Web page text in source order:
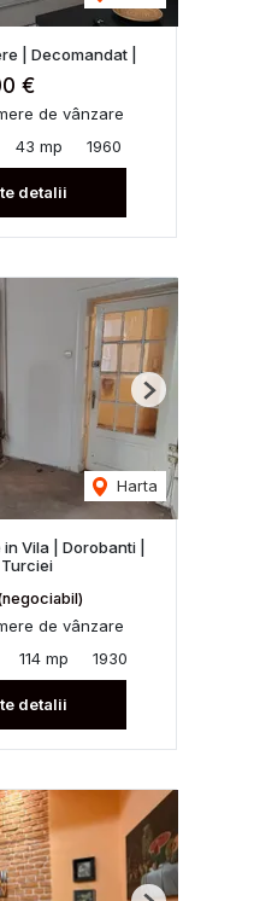
| Decomandat |
€
de vânzare
43 mp 1960
detalii
Harta
Next
Vila | Dorobanti |
de vânzare
114 mp 1930
detalii